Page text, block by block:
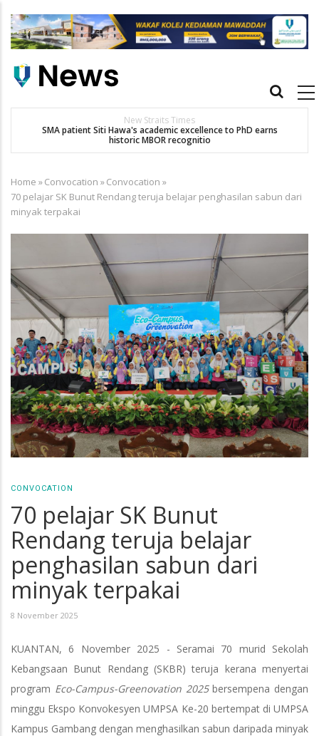
main
Main
New Straits Times
SMA patient Siti Hawa's academic excellence to PhD earns
historic MBOR recognitio
Breadcrumb
Home »Convocation »Convocation »
70 pelajar SK Bunut Rendang teruja belajar penghasilan sabun dari
minyak terpakai
CONVOCATION
70 pelajar SK Bunut
Rendang teruja belajar
penghasilan sabun dari
minyak terpakai
8 November 2025
KUANTAN, 6 November 2025 - Seramai 70 murid Sekolah
Kebangsaan Bunut Rendang (SKBR) teruja kerana menyertai
program Eco-Campus-Greenovation 2025bersempena dengan
minggu Ekspo Konvokesyen UMPSA Ke-20 bertempat di UMPSA
Kampus Gambang dengan menghasilkan sabun daripada minyak